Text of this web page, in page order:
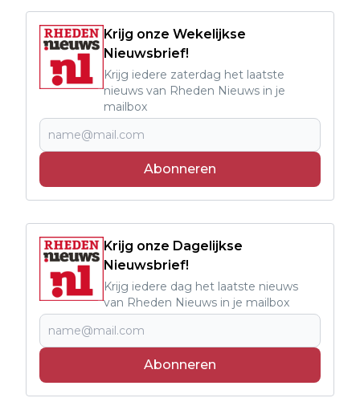
Krijg onze Wekelijkse
Nieuwsbrief!
Krijg iedere zaterdag het laatste
nieuws van Rheden Nieuws in je
mailbox
Abonneren
Krijg onze Dagelijkse
Nieuwsbrief!
Krijg iedere dag het laatste nieuws
van Rheden Nieuws in je mailbox
Abonneren